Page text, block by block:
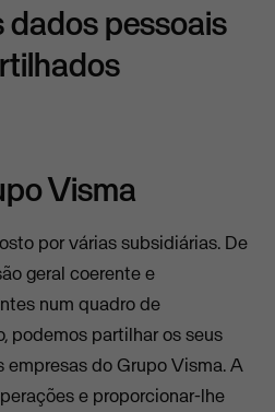
dados pessoais
Visma
por várias subsidiárias. De
geral coerente e
num quadro de
podemos partilhar os seus
empresas do Grupo Visma. A
e proporcionar-lhe